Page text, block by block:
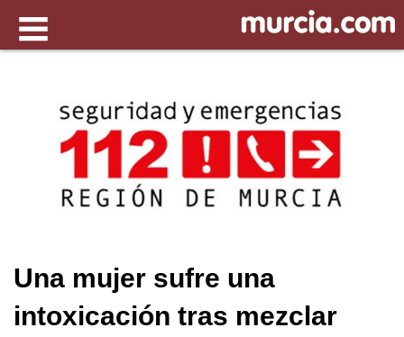
Una mujer sufre una
intoxicación tras mezclar